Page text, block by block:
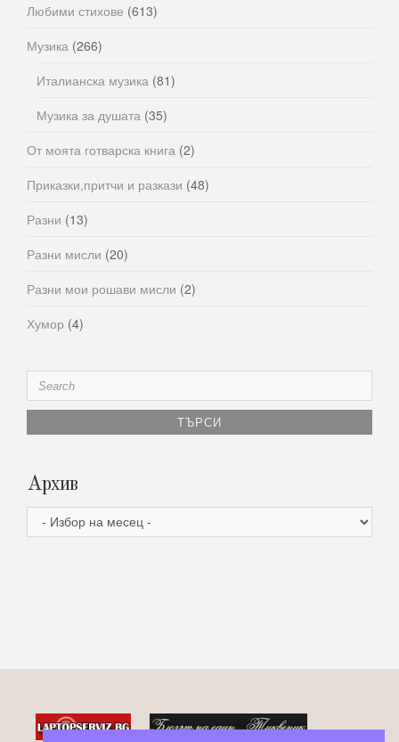
Любими стихове (613)
Музика (266)
Италианска музика (81)
Музика за душата (35)
От моята готварска книга (2)
Приказки,притчи и разкази (48)
Разни (13)
Разни мисли (20)
Разни мои рошави мисли (2)
Хумор (4)
Search
for:
Архив
Архив